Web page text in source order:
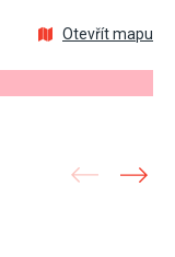
Otevřít mapu